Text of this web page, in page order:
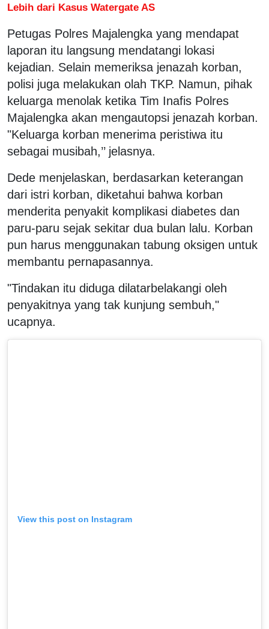
Lebih dari Kasus Watergate AS
Petugas Polres Majalengka yang mendapat
laporan itu langsung mendatangi lokasi
kejadian. Selain memeriksa jenazah korban,
polisi juga melakukan olah TKP. Namun, pihak
keluarga menolak ketika Tim Inafis Polres
Majalengka akan mengautopsi jenazah korban.
"Keluarga korban menerima peristiwa itu
sebagai musibah,’’ jelasnya.
Dede menjelaskan, berdasarkan keterangan
dari istri korban, diketahui bahwa korban
menderita penyakit komplikasi diabetes dan
paru-paru sejak sekitar dua bulan lalu. Korban
pun harus menggunakan tabung oksigen untuk
membantu pernapasannya.
"Tindakan itu diduga dilatarbelakangi oleh
penyakitnya yang tak kunjung sembuh,"
ucapnya.
View this post on Instagram